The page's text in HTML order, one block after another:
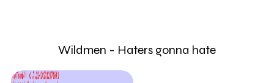
Wildmen - Haters gonna hate